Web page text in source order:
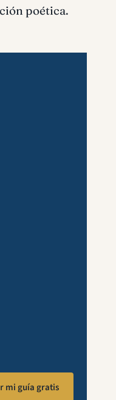
poética.
mi guía gratis